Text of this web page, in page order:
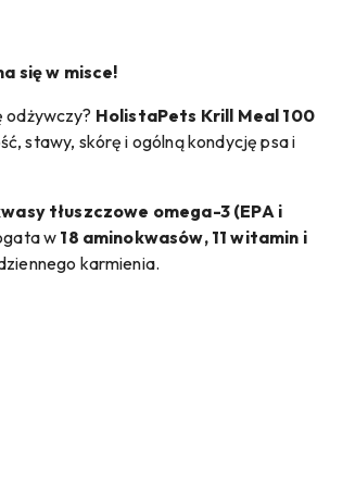
się w misce!
odżywczy? HolistaPets Krill Meal 100
stawy, skórę i ogólną kondycję psa i
tłuszczowe omega-3 (EPA i
w 18 aminokwasów, 11 witamin i
karmienia.